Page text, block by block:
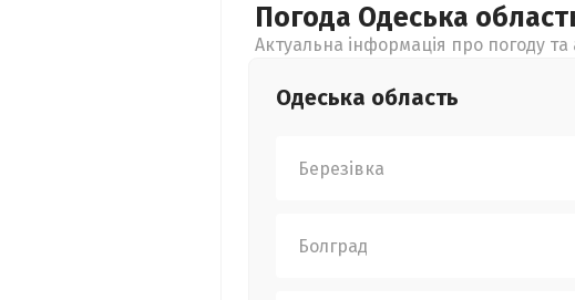
Погода Одеська
Актуальна інформація про погоду
Одеська область
Березівка
Болград